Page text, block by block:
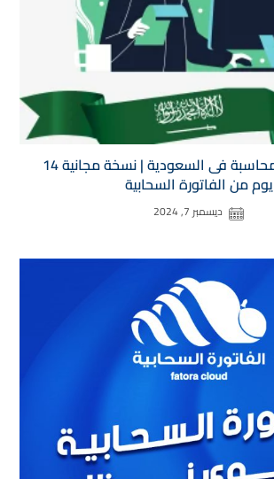
اشهر برامج المحاسبة فى السعودية | نسخة مجانية 14
يوم من الفاتورة السحابية
ديسمبر 7, 2024